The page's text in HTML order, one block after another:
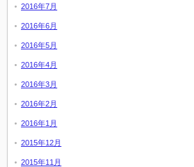
2016年7月
2016年6月
2016年5月
2016年4月
2016年3月
2016年2月
2016年1月
2015年12月
2015年11月